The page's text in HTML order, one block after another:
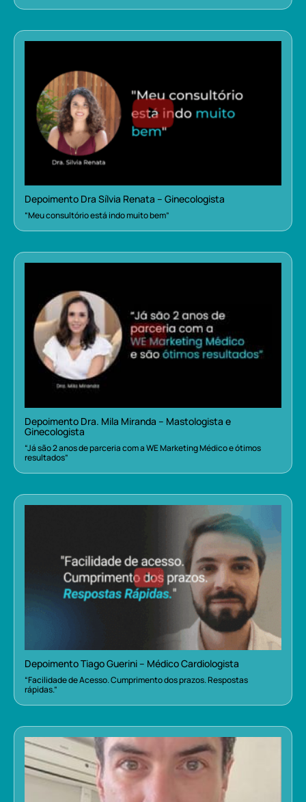
Depoimento Dra Sílvia Renata – Ginecologista
“Meu consultório está indo muito bem”
Depoimento Dra. Mila Miranda – Mastologista e
Ginecologista
“Já são 2 anos de parceria com a WE Marketing Médico e ótimos
resultados”
Depoimento Tiago Guerini – Médico Cardiologista
“Facilidade de Acesso. Cumprimento dos prazos. Respostas
rápidas.”